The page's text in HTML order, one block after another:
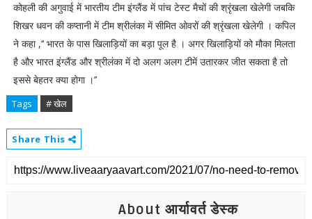
कोहली की अगुवाई में भारतीय टीम इंग्लैंड में पांच टेस्ट मैचों की श्रृंखला खेलेगी जबकि
शिखर धवन की कप्तानी में टीम श्रीलंका में सीमित ओवरों की श्रृंखला खेलेगी । कपिल
ने कहा ,‘‘ भारत के पास खिलाड़ियों का बड़ा पूल है । अगर खिलाड़ियों को मौका मिलता
है और भारत इंग्लैंड और श्रीलंका में दो अलग अलग टीमें उतारकर जीत सकता है तो
इससे बेहतर क्या होगा ।’’
Tags # खेल
Share This
About आर्यावर्त डेस्क